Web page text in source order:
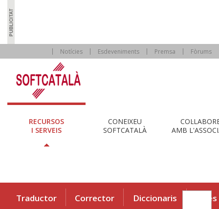
Notícies Esdeveniments Premsa Fòrums
RECURSOS
I SERVEIS
CONEIXEU
SOFTCATALÀ
AMB
Traductor Corrector Diccionaris Eines